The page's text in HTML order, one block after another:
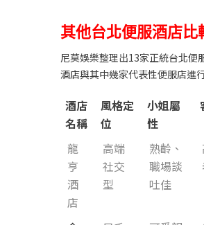
其他台北便服酒店比
尼莫娛樂整理出13家正統台北便
酒店與其中幾家代表性便服店進
酒店
名稱
風格定
位
小姐屬
性
龍
亨
酒
店
高端
社交
型
熟齡、
職場談
吐佳